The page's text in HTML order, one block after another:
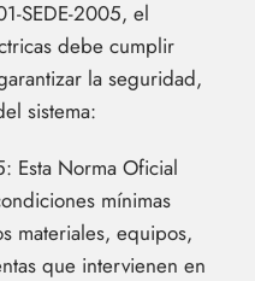
SEDE-2005, el
debe cumplir
la seguridad,
sistema:
Esta Norma Oficial
mínimas
materiales, equipos,
que intervienen en